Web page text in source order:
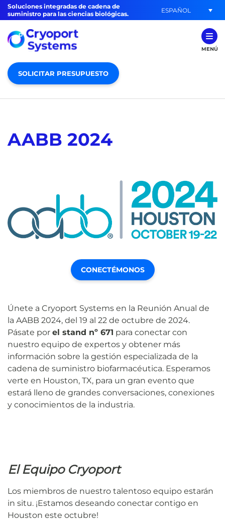
Soluciones integradas de cadena de
suministro para las ciencias biológicas.
ESPAÑOL
MENÚ
SOLICITAR PRESUPUESTO
AABB 2024
CONECTÉMONOS
Únete a Cryoport Systems en la Reunión Anual de
la AABB 2024, del 19 al 22 de octubre de 2024.
Pásate por el stand nº 671 para conectar con
nuestro equipo de expertos y obtener más
información sobre la gestión especializada de la
cadena de suministro biofarmacéutica. Esperamos
verte en Houston, TX, para un gran evento que
estará lleno de grandes conversaciones, conexiones
y conocimientos de la industria.
El Equipo Cryoport
Los miembros de nuestro talentoso equipo estarán
in situ. ¡Estamos deseando conectar contigo en
Houston este octubre!